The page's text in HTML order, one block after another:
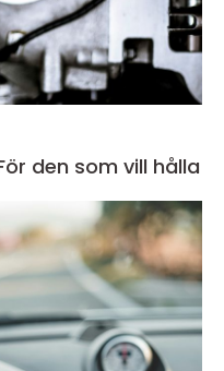
den som vill hålla